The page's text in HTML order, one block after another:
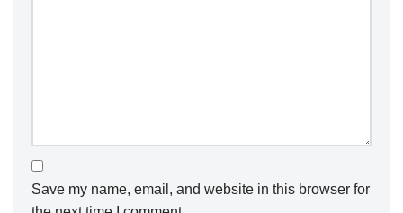
Save my name, email, and website in this browser for